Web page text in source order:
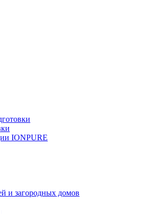
IONPURE
и загородных домов